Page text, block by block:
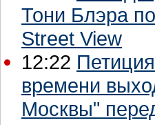
Тони Блэра
Street View
12:22
времени
Москвы"